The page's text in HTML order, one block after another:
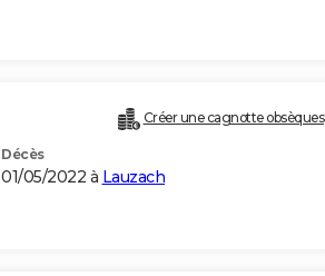
Créer une cagnotte obsèques
Décès
01/05/2022 à Lauzach